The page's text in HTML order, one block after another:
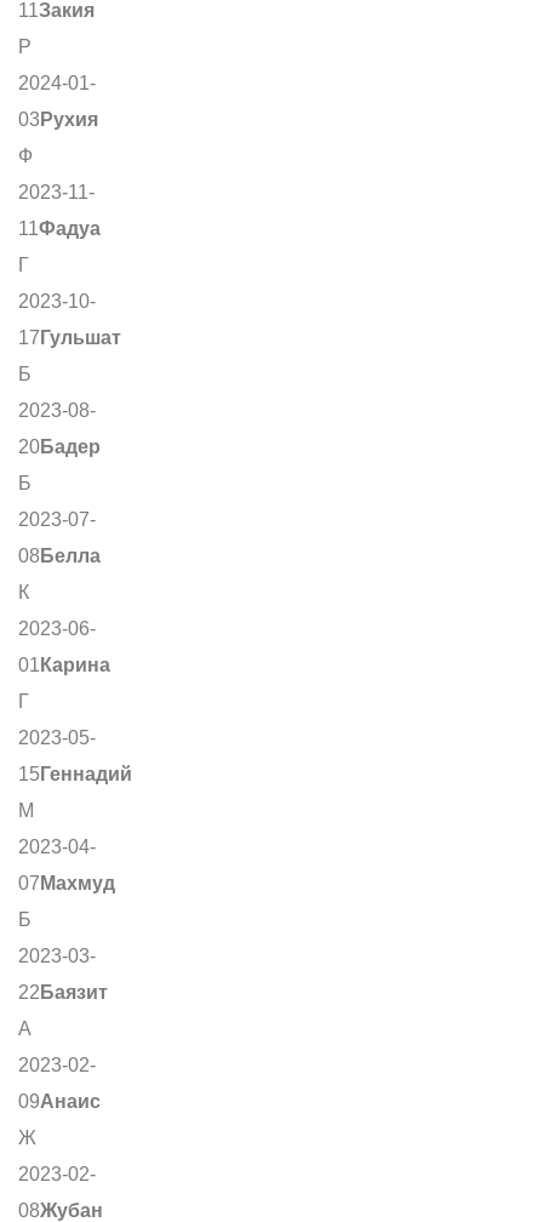
11Закия
Р
2024-01-
03 Рухия
Ф
2023-11-
11Фадуа
Г
2023-10-
17 Гульшат
Б
2023-08-
20Бадер
Б
2023-07-
08 Белла
К
2023-06-
01 Карина
Г
2023-05-
15 Геннадий
М
2023-04-
07 Махмуд
Б
2023-03-
22 Баязит
А
2023-02-
09Анаис
Ж
2023-02-
08Жубан